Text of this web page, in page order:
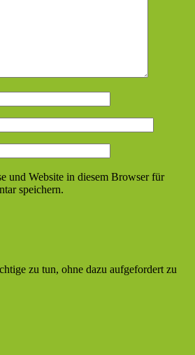
und Website in diesem Browser für
speichern.
zu tun, ohne dazu aufgefordert zu